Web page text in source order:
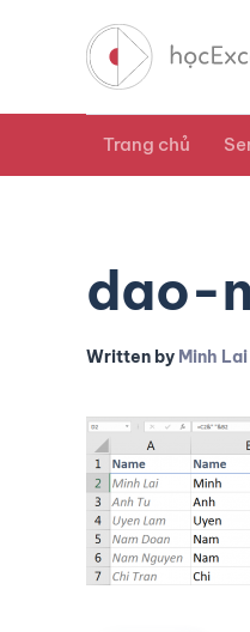
Trang chủ
dao-
Written by Minh Lai